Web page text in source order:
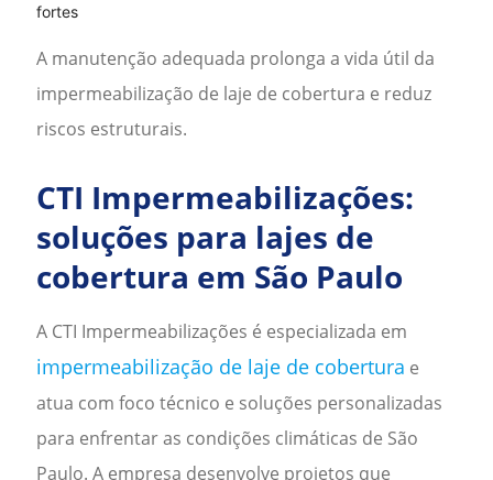
fortes
A manutenção adequada prolonga a vida útil da
impermeabilização de laje de cobertura e reduz
riscos estruturais.
CTI Impermeabilizações:
soluções para lajes de
cobertura em São Paulo
A CTI Impermeabilizações é especializada em
impermeabilização de laje de cobertura e
atua com foco técnico e soluções personalizadas
para enfrentar as condições climáticas de São
Paulo. A empresa desenvolve projetos que